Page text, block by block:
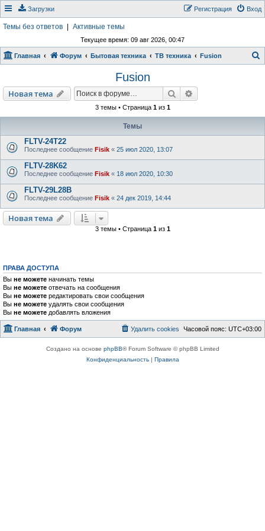
Загрузки Вход
Регистрация
Темы без ответов Активные темы
Текущее время: 09 авг 2026, 00:47
Главная Форум Бытовая техника ТВ техника Fusion
Fusion
Новая тема Поиск
3 темы • Страница 1из 1
Темы
FLTV-24T22
Последнее сообщение Fisik « 25 июл 2020, 13:07
FLTV-28K62
Последнее сообщение Fisik « 18 июл 2020, 10:30
FLTV-29L28B
Последнее сообщение Fisik « 24 дек 2019, 14:44
Новая тема
3 темы • Страница 1из 1
ПРАВА ДОСТУПА
Вы не можете начинать темы
Вы не можете отвечать на сообщения
Вы не можете редактировать свои сообщения
Вы не можете удалять свои сообщения
Вы не можете добавлять вложения
Главная Форум Часовой пояс: UTC+03:00
Удалить cookies
Создано на основе phpBB® Forum Software © phpBB Limited
Конфиденциальность| Правила